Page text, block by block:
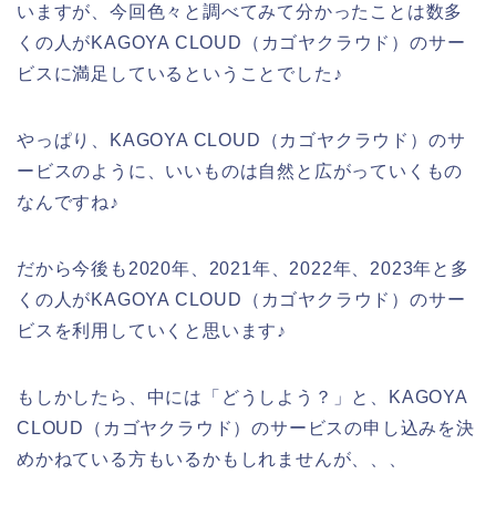
いますが、今回色々と調べてみて分かったことは数多
くの人がKAGOYA CLOUD（カゴヤクラウド）のサー
ビスに満足しているということでした♪
やっぱり、KAGOYA CLOUD（カゴヤクラウド）のサ
ービスのように、いいものは自然と広がっていくもの
なんですね♪
だから今後も2020年、2021年、2022年、2023年と多
くの人がKAGOYA CLOUD（カゴヤクラウド）のサー
ビスを利用していくと思います♪
もしかしたら、中には「どうしよう？」と、KAGOYA
CLOUD（カゴヤクラウド）のサービスの申し込みを決
めかねている方もいるかもしれませんが、、、